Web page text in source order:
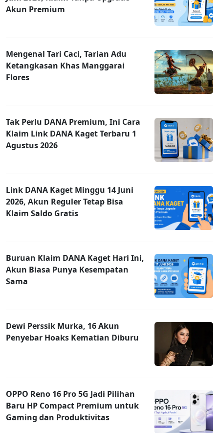
Akun Premium
Mengenal Tari Caci, Tarian Adu
Ketangkasan Khas Manggarai
Flores
Tak Perlu DANA Premium, Ini Cara
Klaim Link DANA Kaget Terbaru 1
Agustus 2026
Link DANA Kaget Minggu 14 Juni
2026, Akun Reguler Tetap Bisa
Klaim Saldo Gratis
Buruan Klaim DANA Kaget Hari Ini,
Akun Biasa Punya Kesempatan
Sama
Dewi Perssik Murka, 16 Akun
Penyebar Hoaks Kematian Diburu
OPPO Reno 16 Pro 5G Jadi Pilihan
Baru HP Compact Premium untuk
Gaming dan Produktivitas